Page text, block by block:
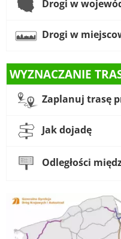
Drogi w
Drogi w
WYZNACZANIE
Zaplanuj trasę
Jak dojadę
Odległości